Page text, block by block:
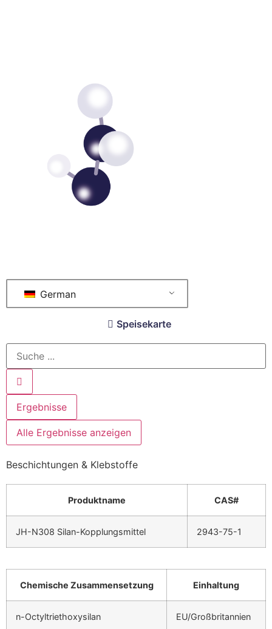
German
Speisekarte
Ergebnisse
Alle Ergebnisse anzeigen
Beschichtungen & Klebstoffe
Produktname CAS#
JH-N308 Silan-Kopplungsmittel 2943-75-1
Chemische Zusammensetzung Einhaltung
n-Octyltriethoxysilan EU/Großbritannien